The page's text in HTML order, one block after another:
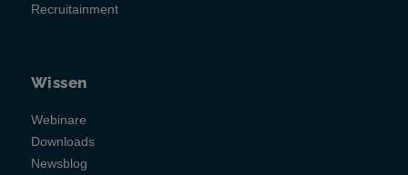
Recruitainment
Wissen
Webinare
Downloads
Newsblog